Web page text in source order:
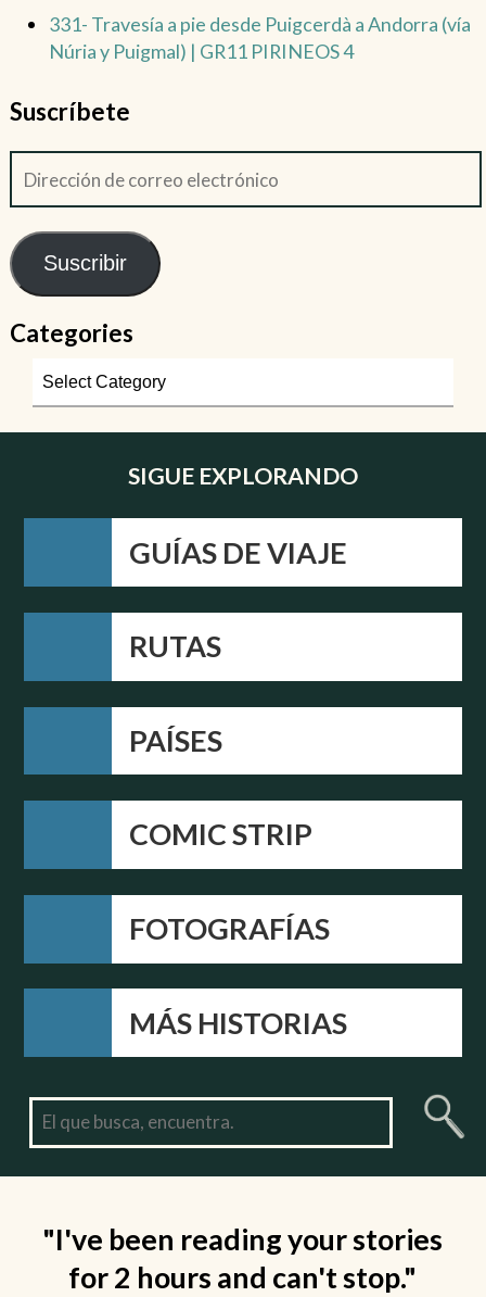
331- Travesía a pie desde Puigcerdà a Andorra (vía
Núria y Puigmal) | GR11 PIRINEOS 4
Suscríbete
Suscribir
Categories
SIGUE EXPLORANDO
GUÍAS DE VIAJE
RUTAS
PAÍSES
COMIC STRIP
FOTOGRAFÍAS
MÁS HISTORIAS
"I've been reading your stories
for 2 hours and can't stop."